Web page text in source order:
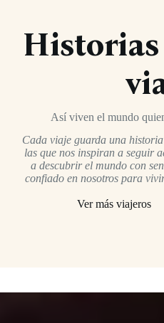
Historias
Así viven el mundo
Cada viaje guarda una
las que nos inspiran a seguir
a descubrir el mundo con
confiado en nosotros para
Ver más viajeros